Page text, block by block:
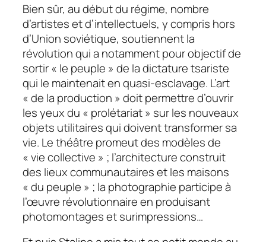
Bien sûr, au début du régime, nombre
d’artistes et d’intellectuels, y compris hors
d’Union soviétique, soutiennent la
révolution qui a notamment pour objectif de
sortir « le peuple » de la dictature tsariste
qui le maintenait en quasi-esclavage. L’art
« de la production » doit permettre d’ouvrir
les yeux du « prolétariat » sur les nouveaux
objets utilitaires qui doivent transformer sa
vie. Le théâtre promeut des modèles de
« vie collective » ; l’architecture construit
des lieux communautaires et les maisons
« du peuple » ; la photographie participe à
l’œuvre révolutionnaire en produisant
photomontages et surimpressions…